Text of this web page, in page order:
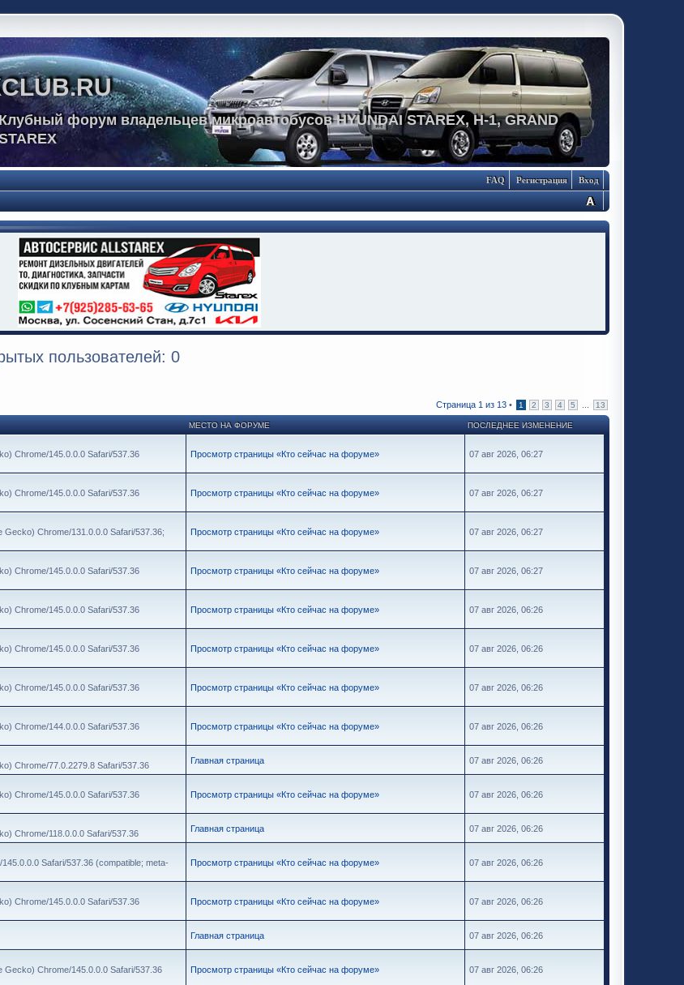
Клубный форум владельцев микроавтобусов HYUNDAI STAREX, H-1, GRAND
Вход
Регистрация
FAQ
пользователей: 0
Страница 1 из 13 • 1 2 3 4 5 13
МЕСТО НА ФОРУМЕ ПОСЛЕДНЕЕ ИЗМЕНЕНИЕ
Chrome/145.0.0.0 Safari/537.36
Просмотр страницы «Кто сейчас на форуме» 07 авг 2026, 06:27
Chrome/145.0.0.0 Safari/537.36
Просмотр страницы «Кто сейчас на форуме» 07 авг 2026, 06:27
Gecko) Chrome/131.0.0.0 Safari/537.36;
Просмотр страницы «Кто сейчас на форуме» 07 авг 2026, 06:27
Chrome/145.0.0.0 Safari/537.36
Просмотр страницы «Кто сейчас на форуме» 07 авг 2026, 06:27
Chrome/145.0.0.0 Safari/537.36
Просмотр страницы «Кто сейчас на форуме» 07 авг 2026, 06:26
Chrome/145.0.0.0 Safari/537.36
Просмотр страницы «Кто сейчас на форуме» 07 авг 2026, 06:26
Chrome/145.0.0.0 Safari/537.36
Просмотр страницы «Кто сейчас на форуме» 07 авг 2026, 06:26
Chrome/144.0.0.0 Safari/537.36
Просмотр страницы «Кто сейчас на форуме» 07 авг 2026, 06:26
Chrome/77.0.2279.8 Safari/537.36
Главная страница 07 авг 2026, 06:26
Chrome/145.0.0.0 Safari/537.36
Просмотр страницы «Кто сейчас на форуме» 07 авг 2026, 06:26
Chrome/118.0.0.0 Safari/537.36
Главная страница 07 авг 2026, 06:26
Safari/537.36 (compatible; meta-
Просмотр страницы «Кто сейчас на форуме» 07 авг 2026, 06:26
Chrome/145.0.0.0 Safari/537.36
Просмотр страницы «Кто сейчас на форуме» 07 авг 2026, 06:26
Главная страница 07 авг 2026, 06:26
Gecko) Chrome/145.0.0.0 Safari/537.36
Просмотр страницы «Кто сейчас на форуме» 07 авг 2026, 06:26